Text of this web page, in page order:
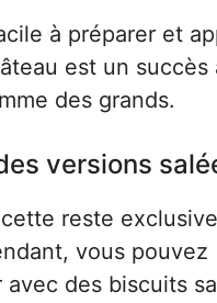
à préparer et
est un succès
des grands.
versions
reste
vous pouvez
avec des biscuits